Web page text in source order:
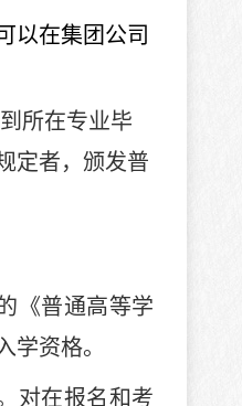
以在集团公司
所在专业毕
定者，颁发普
《普通高等学
资格。
对在报名和考